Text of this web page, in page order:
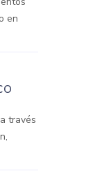
en
través